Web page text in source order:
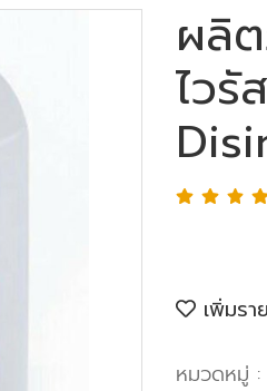
ผลิ
ไว
เพิ่มรา
หมวดหมู่ :